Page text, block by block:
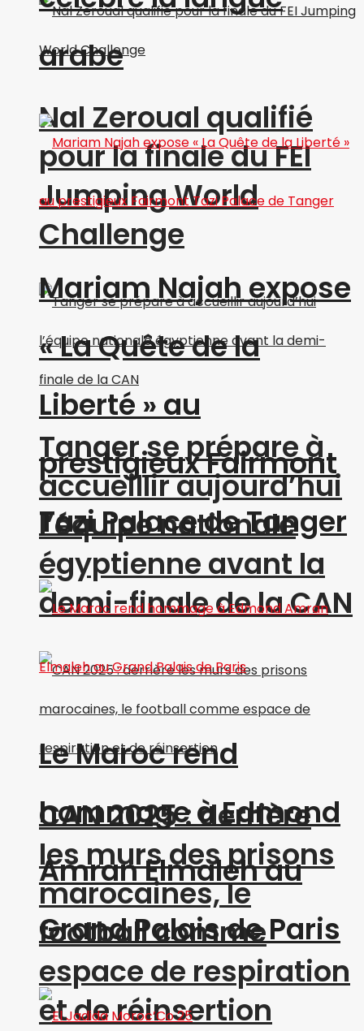
Nal Zeroual qualifié
pour la finale du FEI
Jumping World
Challenge
Tanger se prépare à
accueillir aujourd’hui
l’équipe nationale
égyptienne avant la
demi-finale de la CAN
CAN 2025 : derrière
les murs des prisons
marocaines, le
football comme
espace de respiration
et de réinsertion
arabe
Mariam Najah expose
« La Quête de la
Liberté » au
prestigieux Fairmont
Tazi Palace de Tanger
Le Maroc rend
hommage à Edmond
Amran Elmaleh au
Grand Palais de Paris